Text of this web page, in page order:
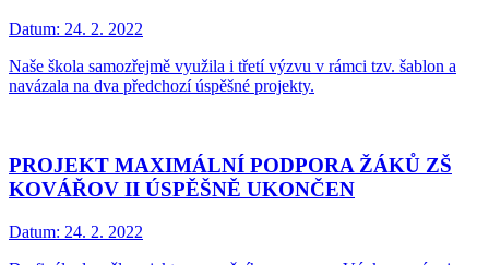
Datum: 24. 2. 2022
Naše škola samozřejmě využila i třetí výzvu v rámci tzv. šablon a
navázala na dva předchozí úspěšné projekty.
PROJEKT MAXIMÁLNÍ PODPORA ŽÁKŮ ZŠ
KOVÁŘOV II ÚSPĚŠNĚ UKONČEN
Datum: 24. 2. 2022